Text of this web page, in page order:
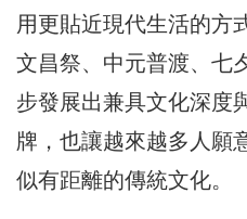
用更貼近現代生活的方
文昌祭、中元普渡、七
步發展出兼具文化深度
牌，也讓越來越多人願
似有距離的傳統文化。